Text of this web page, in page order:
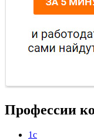
Профессии
1с